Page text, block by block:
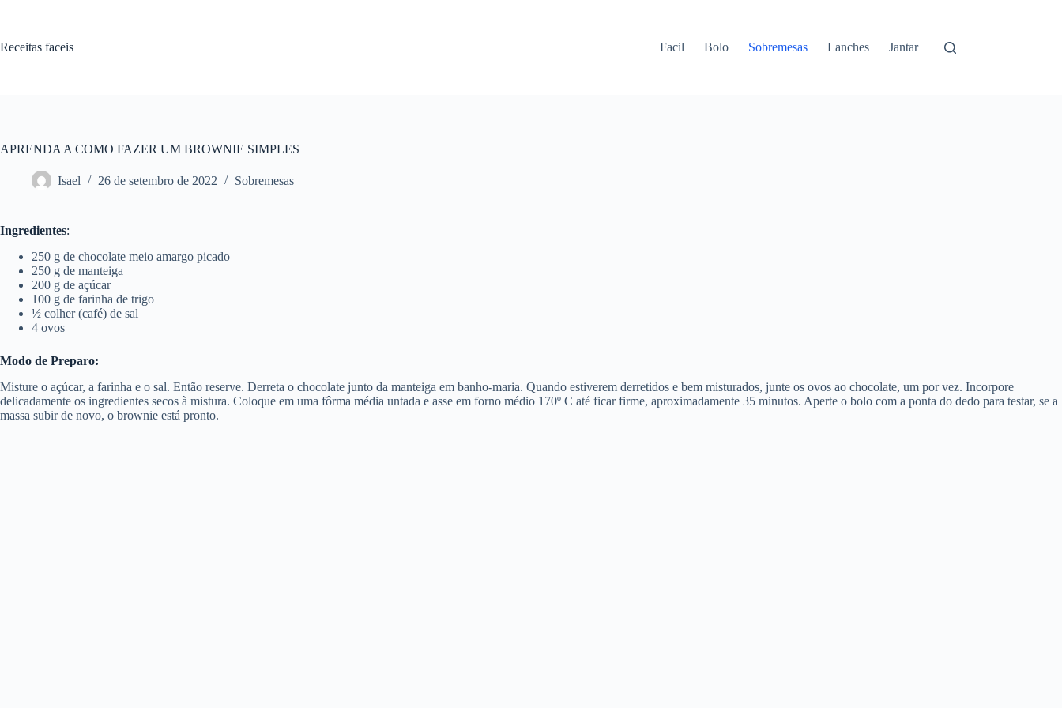
conteúdo
Receitas faceis Facil Bolo Sobremesas Lanches Jantar
APRENDA A COMO FAZER UM BROWNIE SIMPLES
Isael 26 de setembro de 2022 Sobremesas
Ingredientes:
250 g de chocolate meio amargo picado
250 g de manteiga
200 g de açúcar
100 g de farinha de trigo
½ colher (café) de sal
4 ovos
Modo de Preparo:
Misture o açúcar, a farinha e o sal. Então reserve. Derreta o chocolate junto da manteiga em banho-maria. Quando estiverem derretidos e bem misturados, junte os ovos ao chocolate, um por vez. Incorpore
delicadamente os ingredientes secos à mistura. Coloque em uma fôrma média untada e asse em forno médio 170º C até ficar firme, aproximadamente 35 minutos. Aperte o bolo com a ponta do dedo para testar, se a
massa subir de novo, o brownie está pronto.